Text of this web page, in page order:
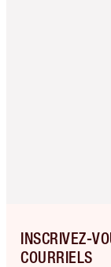
INSCRIVEZ-
COURRIELS